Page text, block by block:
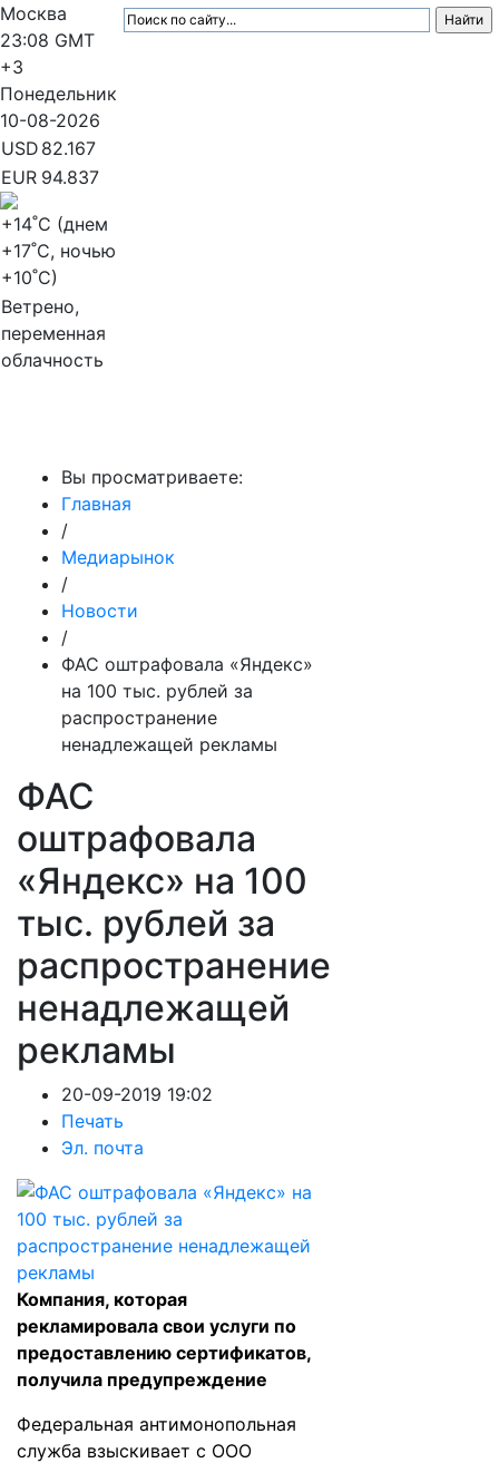
Москва
23:08 GMT
+3
Понедельник
10-08-2026
USD 82.167
EUR 94.837
+14˚C (днем
+17˚C, ночью
+10˚C)
Ветрено,
переменная
облачность
Вы просматриваете:
Главная
/
Медиарынок
/
Новости
/
ФАС оштрафовала «Яндекс»
на 100 тыс. рублей за
распространение
ненадлежащей рекламы
ФАС
оштрафовала
«Яндекс» на 100
тыс. рублей за
распространение
ненадлежащей
рекламы
20-09-2019 19:02
Печать
Эл. почта
Компания, которая
рекламировала свои услуги по
предоставлению сертификатов,
получила предупреждение
Федеральная антимонопольная
служба взыскивает с ООО